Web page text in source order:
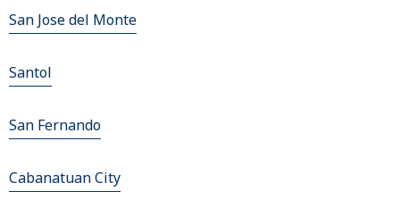
San Jose del Monte
Santol
San Fernando
Cabanatuan City